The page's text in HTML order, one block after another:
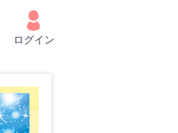
ログイン